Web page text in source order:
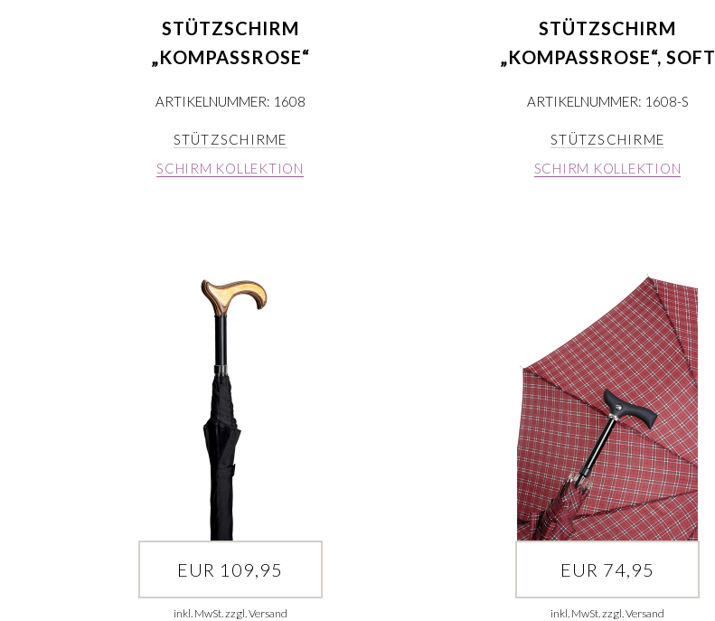
STÜTZSCHIRM
„KOMPASSROSE“
ARTIKELNUMMER: 1608
STÜTZSCHIRME
SCHIRM KOLLEKTION
STÜTZSCHIRM
„KOMPASSROSE“, SOFT
ARTIKELNUMMER: 1608-S
STÜTZSCHIRME
SCHIRM KOLLEKTION
EUR 109,95
inkl. MwSt. zzgl. Versand
EUR 74,95
inkl. MwSt. zzgl. Versand